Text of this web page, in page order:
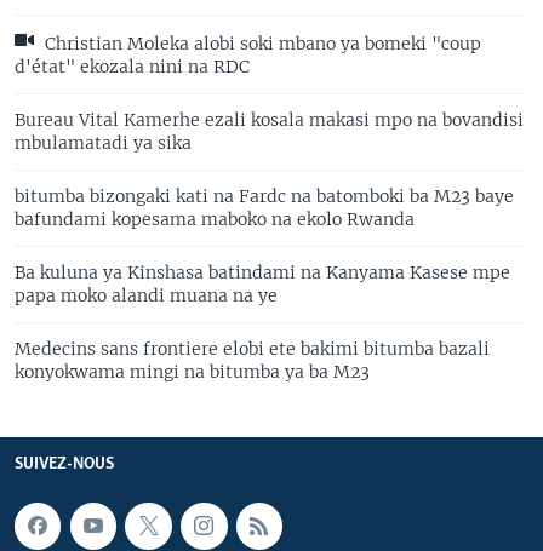
Christian Moleka alobi soki mbano ya bomeki "coup
d'état" ekozala nini na RDC
Bureau Vital Kamerhe ezali kosala makasi mpo na bovandisi
mbulamatadi ya sika
bitumba bizongaki kati na Fardc na batomboki ba M23 baye
bafundami kopesama maboko na ekolo Rwanda
Ba kuluna ya Kinshasa batindami na Kanyama Kasese mpe
papa moko alandi muana na ye
Medecins sans frontiere elobi ete bakimi bitumba bazali
konyokwama mingi na bitumba ya ba M23
SUIVEZ-NOUS